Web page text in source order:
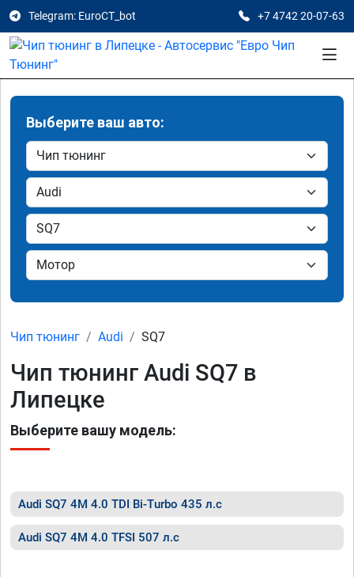
Telegram: EuroCT_bot +7 4742 20-07-63
Выберите ваш авто:
Чип тюнинг Audi SQ7
Чип тюнинг Audi SQ7 в
Липецке
Выберите вашу модель:
Audi SQ7 4M 4.0 TDI Bi-Turbo 435 л.с
Audi SQ7 4M 4.0 TFSI 507 л.с